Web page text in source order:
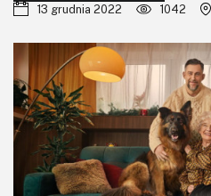
Dla Ciebie
KITy AVT
Kontakt
Newsletter
Magazyny
13 grudnia 2022
1042